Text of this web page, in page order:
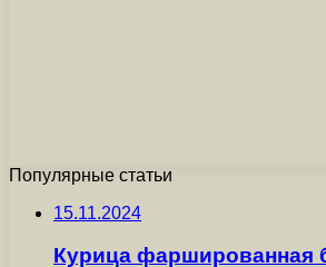
Популярные статьи
15.11.2024
Курица фаршированная